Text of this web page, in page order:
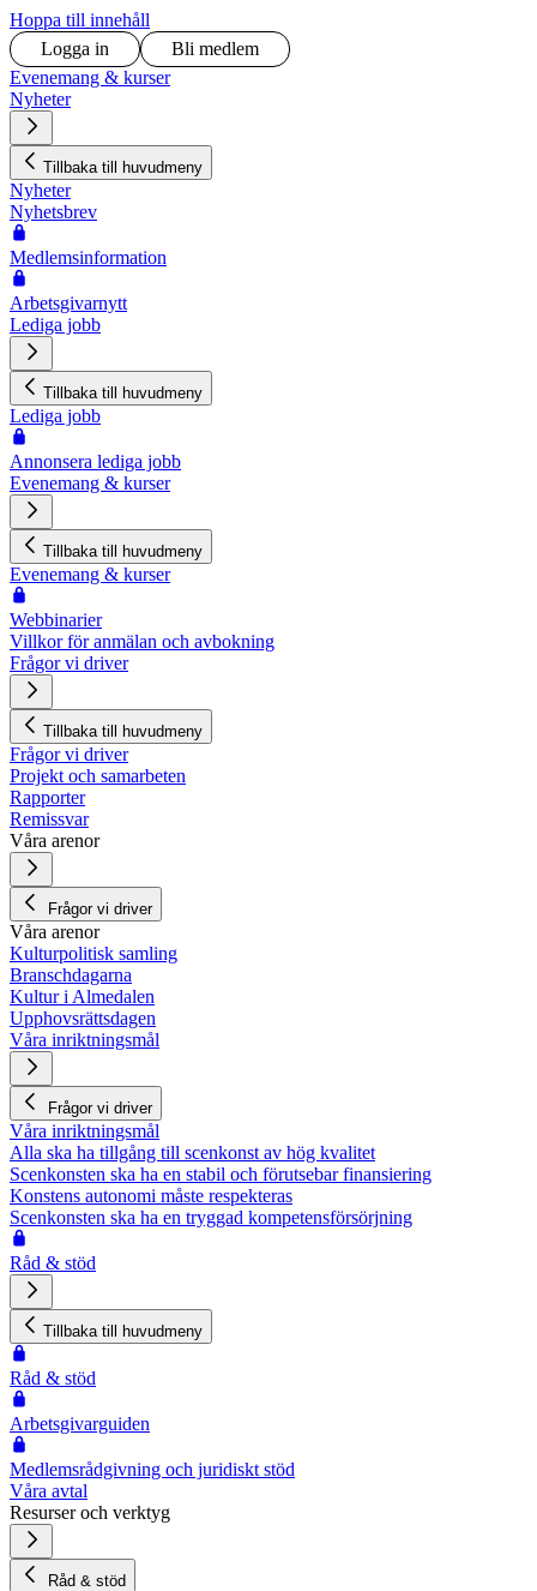
Hoppa till innehåll
Logga in
Bli medlem
Evenemang & kurser
Nyheter
Tillbaka till huvudmeny
Nyheter
Nyhetsbrev
Medlemsinformation
Arbetsgivarnytt
Lediga jobb
Tillbaka till huvudmeny
Lediga jobb
Annonsera lediga jobb
Evenemang & kurser
Tillbaka till huvudmeny
Evenemang & kurser
Webbinarier
Villkor för anmälan och avbokning
Frågor vi driver
Tillbaka till huvudmeny
Frågor vi driver
Projekt och samarbeten
Rapporter
Remissvar
Våra arenor
Frågor vi driver
Våra arenor
Kulturpolitisk samling
Branschdagarna
Kultur i Almedalen
Upphovsrättsdagen
Våra inriktningsmål
Frågor vi driver
Våra inriktningsmål
Alla ska ha tillgång till scenkonst av hög kvalitet
Scenkonsten ska ha en stabil och förutsebar finansiering
Konstens autonomi måste respekteras
Scenkonsten ska ha en tryggad kompetensförsörjning
Råd & stöd
Tillbaka till huvudmeny
Råd & stöd
Arbetsgivarguiden
Medlemsrådgivning och juridiskt stöd
Våra avtal
Resurser och verktyg
Råd & stöd